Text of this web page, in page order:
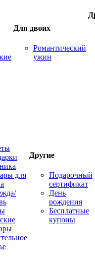
Для двоих
Романтический
ужин
для
Другие
Подарочный
сертификат
День
рождения
Бесплатные
купоны